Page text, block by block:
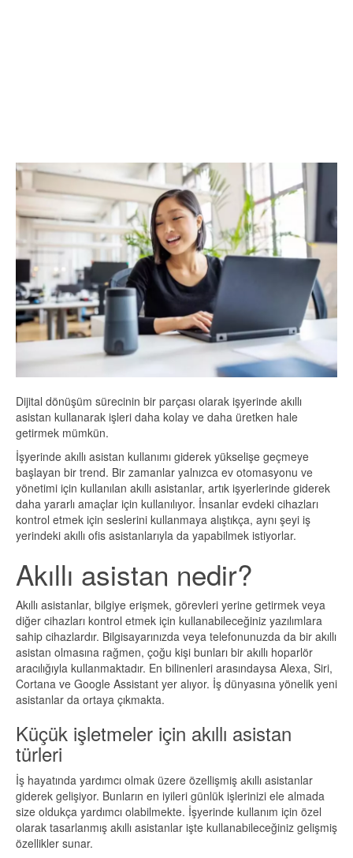
Dijital dönüşüm sürecinin bir parçası olarak işyerinde akıllı
asistan kullanarak işleri daha kolay ve daha üretken hale
getirmek mümkün.
İşyerinde akıllı asistan kullanımı giderek yükselişe geçmeye
başlayan bir trend. Bir zamanlar yalnızca ev otomasyonu ve
yönetimi için kullanılan akıllı asistanlar, artık işyerlerinde giderek
daha yararlı amaçlar için kullanılıyor. İnsanlar evdeki cihazları
kontrol etmek için seslerini kullanmaya alıştıkça, aynı şeyi iş
yerindeki akıllı ofis asistanlarıyla da yapabilmek istiyorlar.
Akıllı asistan nedir?
Akıllı asistanlar, bilgiye erişmek, görevleri yerine getirmek veya
diğer cihazları kontrol etmek için kullanabileceğiniz yazılımlara
sahip cihazlardır. Bilgisayarınızda veya telefonunuzda da bir akıllı
asistan olmasına rağmen, çoğu kişi bunları bir akıllı hoparlör
aracılığıyla kullanmaktadır. En bilinenleri arasındaysa Alexa, Siri,
Cortana ve Google Assistant yer alıyor. İş dünyasına yönelik yeni
asistanlar da ortaya çıkmakta.
Küçük işletmeler için akıllı asistan
türleri
İş hayatında yardımcı olmak üzere özellişmiş akıllı asistanlar
giderek gelişiyor. Bunların en iyileri günlük işlerinizi ele almada
size oldukça yardımcı olabilmekte. İşyerinde kullanım için özel
olarak tasarlanmış akıllı asistanlar işte kullanabileceğiniz gelişmiş
özellikler sunar.